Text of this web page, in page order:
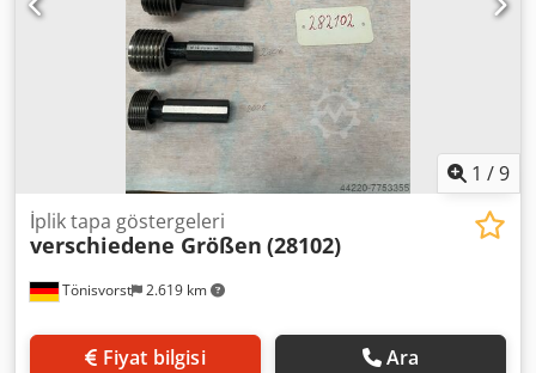
1 /9
Tönisvorst 2.619 km
İplik tapa göstergeleri
verschiedene Größen (28102)
Fiyat bilgisi Ara